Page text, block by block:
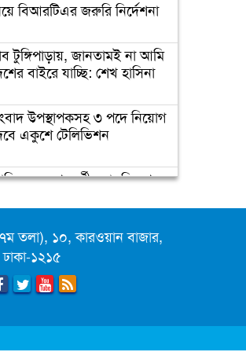
আমার প্রাক্তন হ্যান্ডসাম বলেই
কাউকে মনে ধরল না:
ও বয়স নিয়ে ট্রোলের
আইসোলেশনে
বিআরটিএর জরুরি নির্দেশনা
টুঙ্গিপাড়ায়, জানতামই না আমি
বাইরে যাচ্ছি: শেখ হাসিনা
উপস্থাপকসহ ৩ পদে নিয়োগ
একুশে টেলিভিশন
পরবর্তী মহাসচিব পদে
অ্যাম্বাসেডর নিয়োগ দিচ্ছে
একুশে টেলিভিশন
তলা), ১০, কারওয়ান বাজার,
ঢাকা-১২১৫